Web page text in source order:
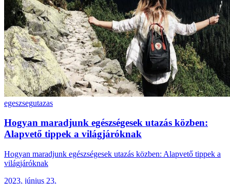
egeszsegutazas
Hogyan maradjunk egészségesek utazás közben:
Alapvető tippek a világjáróknak
Hogyan maradjunk egészségesek utazás közben: Alapvető tippek a
világjáróknak
2023. június 23.